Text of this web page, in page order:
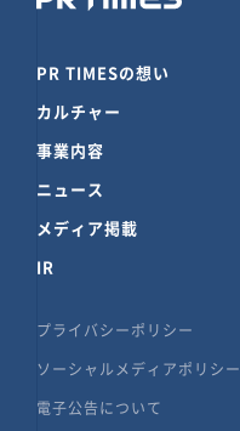
PR TIMESの想い
カルチャー
事業内容
ニュース
メディア掲載
IR
プライバシーポリシー
ソーシャルメディアポリシー
電子公告について